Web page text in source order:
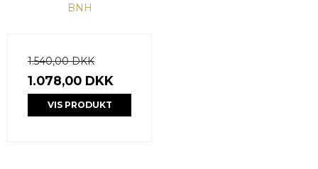
BNH
1.540,00 DKK
1.078,00 DKK
VIS PRODUKT